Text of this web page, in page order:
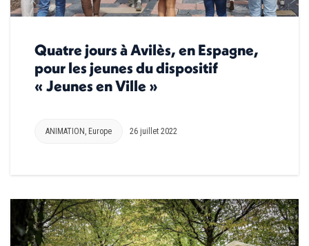
Quatre jours à Avilès, en Espagne,
pour les jeunes du dispositif
« Jeunes en Ville »
ANIMATION , Europe 26 juillet 2022